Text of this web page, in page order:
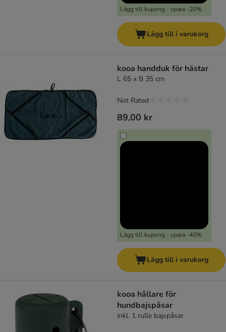
Lägg till kupong - spara -20%
Lägg till i varukorg
kooa handduk för hästar
L 65 x B 35 cm
89,00 kr
Lägg till kupong - spara -40%
Not Rated
Lägg till i varukorg
kooa hållare för
hundbajspåsar
inkl. 1 rulle bajspåsar